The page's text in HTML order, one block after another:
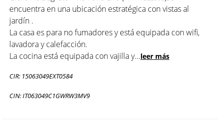
encuentra en una ubicación estratégica con vistas al
jardín .
La casa es para no fumadores y está equipada con wifi,
lavadora y calefacción.
La cocina está equipada con vajilla y...leer más
CIR: 15063049EXT0584
CIN: IT063049C1GWRW3MV9